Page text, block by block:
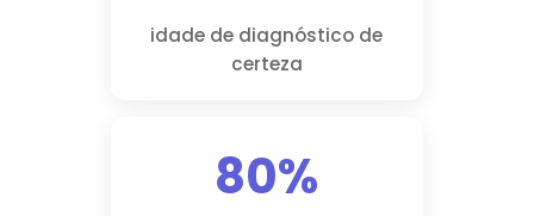
idade de diagnóstico de
certeza
80%